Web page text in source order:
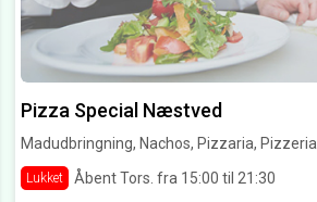
Pizza Special Næstved
Madudbringning, Nachos, Pizzaria, Pizzeria
Lukket
Åbent Tors. fra 15:00 til 21:30